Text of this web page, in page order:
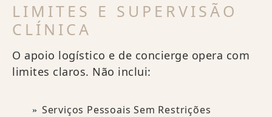
LIMITES E SUPERVISÃO
CLÍNICA
O apoio logístico e de concierge opera com
limites claros. Não inclui:
Serviços Pessoais Sem Restrições